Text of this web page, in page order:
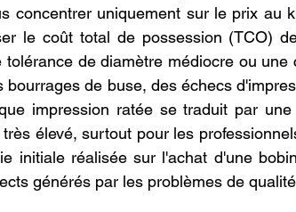
concentrer uniquement sur le prix au
le coût total de possession (TCO)
tolérance de diamètre médiocre ou
bourrages de buse, des échecs
impression ratée se traduit par
élevé, surtout pour les
initiale réalisée sur l'achat d'une
générés par les problèmes de